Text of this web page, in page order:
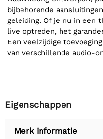
bijbehorende
geleiding. Of je nu in een
live optreden, het
Een veelzijdige
van verschillende audio-
Eigenschappen
Merk informatie